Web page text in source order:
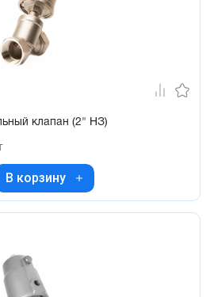
клапан (2" НЗ)
В корзину